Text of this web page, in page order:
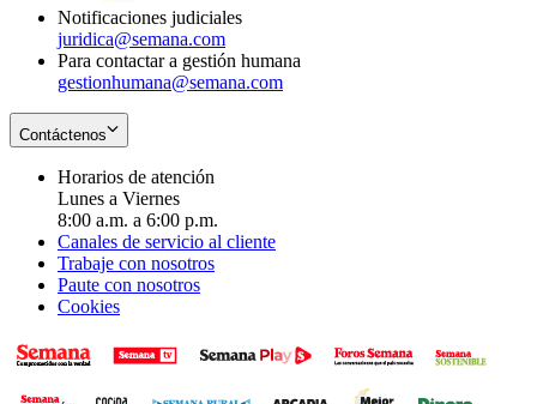
Notificaciones judiciales
juridica@semana.com
Para contactar a gestión humana
gestionhumana@semana.com
Contáctenos
Horarios de atención
Lunes a Viernes
8:00 a.m. a 6:00 p.m.
Canales de servicio al cliente
Trabaje con nosotros
Paute con nosotros
Cookies